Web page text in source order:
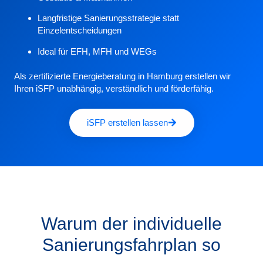
Langfristige Sanierungsstrategie statt
Einzelentscheidungen
Ideal für EFH, MFH und WEGs
Als zertifizierte Energieberatung in Hamburg erstellen wir
Ihren iSFP unabhängig, verständlich und förderfähig.
iSFP erstellen lassen
Warum der individuelle
Sanierungsfahrplan so